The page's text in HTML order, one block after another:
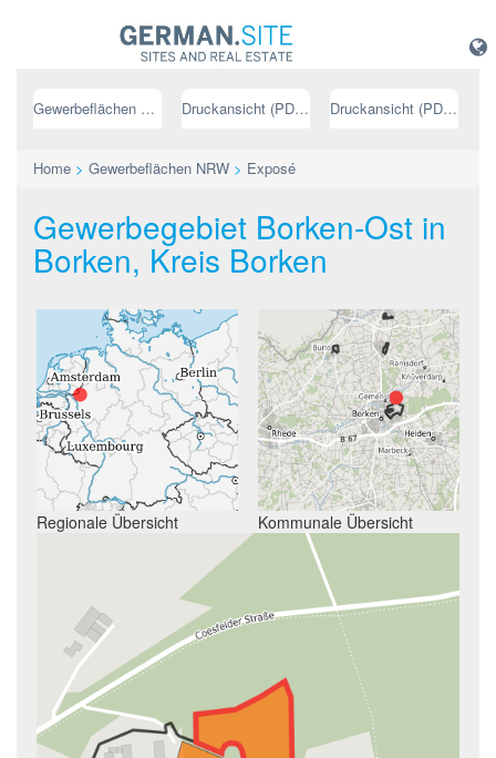
Gewerbeflächen NRW Druckansicht (PDF) // deutsch Druckansicht (PDF) // englisch
Home > Gewerbeflächen NRW > Exposé
Gewerbegebiet Borken-Ost in
Borken, Kreis Borken
Regionale Übersicht Kommunale Übersicht